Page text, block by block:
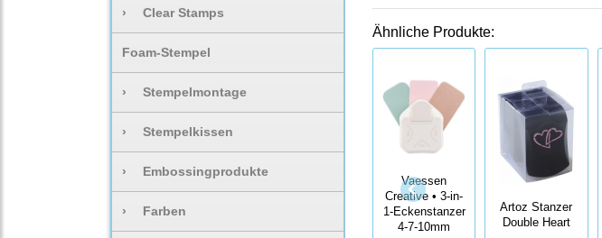
› Clear Stamps
Foam-Stempel
› Stempelmontage
› Stempelkissen
› Embossingprodukte
› Farben
Ähnliche Produkte:
Vaessen
Creative • 3-in-
1-Eckenstanzer
4-7-10mm
Artoz Stanzer
Double Heart